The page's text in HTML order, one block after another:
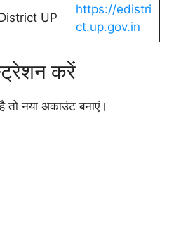
UP
https://edistri
ct.up.gov.in
करें
नया अकाउंट बनाएं।